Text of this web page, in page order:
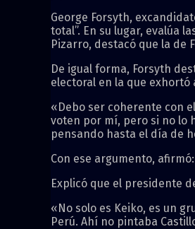
George Forsyth,
total”. En su lugar, evalúa
Pizarro, destacó que la de
De igual forma, Forsyth
electoral en la que
«Debo ser coherente con
voten por mí, pero si no lo
pensando hasta el día de
Con ese argumento,
Explicó que el presidente
«No solo es Keiko, es un
Perú. Ahí no pintaba